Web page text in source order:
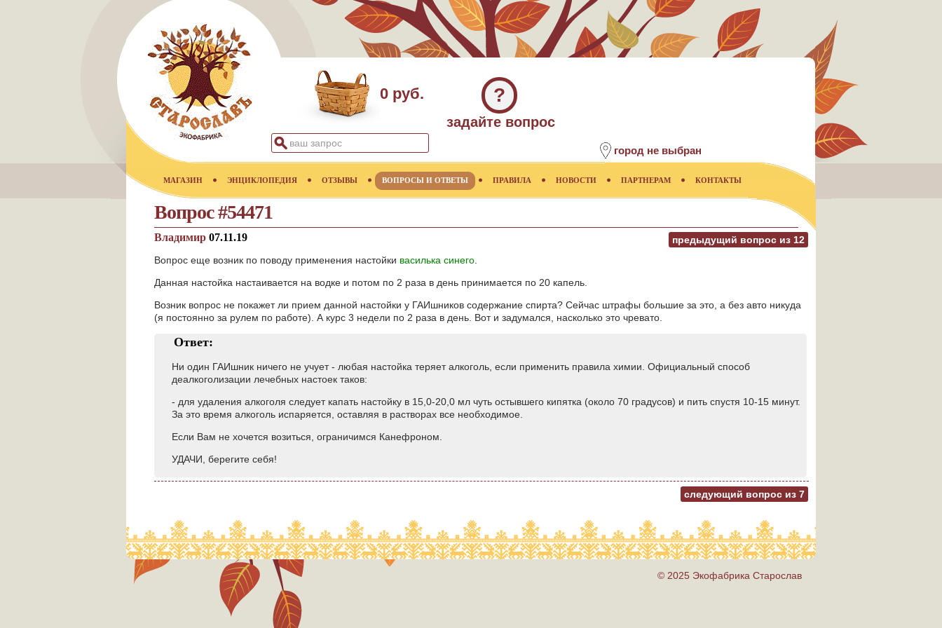
0 руб. ?
задайте вопрос
город не выбран
МАГАЗИН ЭНЦИКЛОПЕДИЯ ОТЗЫВЫ ВОПРОСЫ И ОТВЕТЫ ПРАВИЛА НОВОСТИ ПАРТНЕРАМ КОНТАКТЫ
Вопрос #54471
предыдущий вопрос из 12
Владимир 07.11.19
Вопрос еще возник по поводу применения настойки василька синего
Данная настойка настаивается на водке и потом по 2 раза в день принимается по 20 капель.
Возник вопрос не покажет ли прием данной настойки у ГАИшников содержание спирта? Сейчас штрафы большие за это, а без авто никуда
(я постоянно за рулем по работе). А курс 3 недели по 2 раза в день. Вот и задумался, насколько это чревато.
Ответ:
Ни один ГАИшник ничего не учует - любая настойка теряет алкоголь, если применить правила химии. Официальный способ
деалкоголизации лечебных настоек таков:
- для удаления алкоголя следует капать настойку в 15,0-20,0 мл чуть остывшего кипятка (около 70 градусов) и пить спустя 10-15 минут.
За это время алкоголь испаряется, оставляя в растворах все необходимое.
Если Вам не хочется возиться, ограничимся Канефроном.
УДАЧИ, берегите себя!
следующий вопрос из 7
© 2025 Экофабрика Старослав